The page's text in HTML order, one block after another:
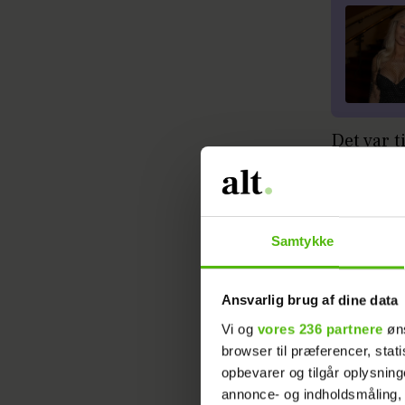
Samtykke
Ansvarlig brug af dine data
Vi og vores 236 partnere
browser til præferencer,
opbevarer og tilgår
annonce- og
Det var
tidligere
Læs
Parret